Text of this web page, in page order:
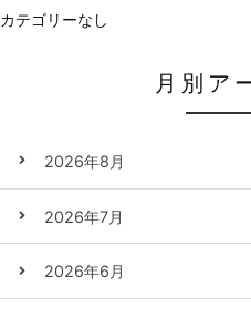
カテゴリーなし
月別ア
2026年8月
2026年7月
2026年6月